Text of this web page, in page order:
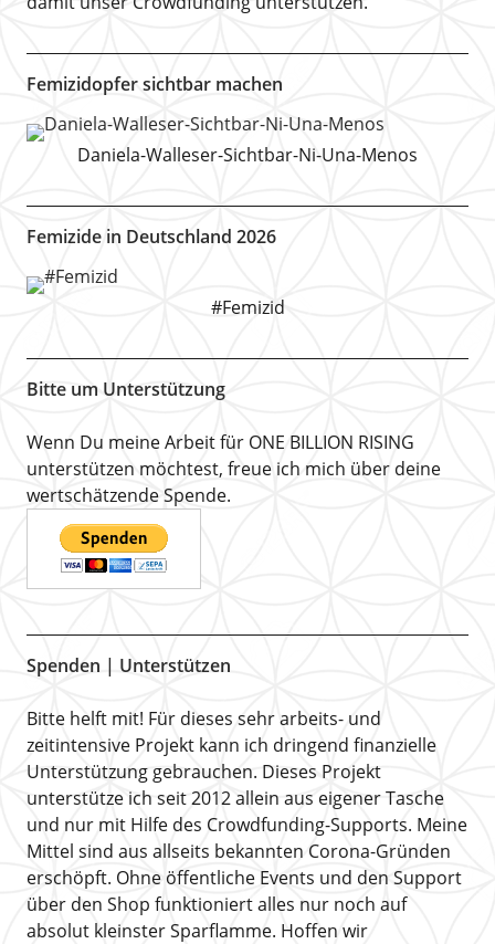
Femizidopfer sichtbar machen
Daniela-Walleser-Sichtbar-Ni-Una-Menos
Femizide in Deutschland 2026
#Femizid
Bitte um Unterstützung
Wenn Du meine Arbeit für ONE BILLION RISING
unterstützen möchtest, freue ich mich über deine
wertschätzende Spende.
Spenden | Unterstützen
Bitte helft mit! Für dieses sehr arbeits- und
zeitintensive Projekt kann ich dringend finanzielle
Unterstützung gebrauchen. Dieses Projekt
unterstütze ich seit 2012 allein aus eigener Tasche
und nur mit Hilfe des Crowdfunding-Supports. Meine
Mittel sind aus allseits bekannten Corona-Gründen
erschöpft. Ohne öffentliche Events und den Support
über den Shop funktioniert alles nur noch auf
absolut kleinster Sparflamme. Hoffen wir